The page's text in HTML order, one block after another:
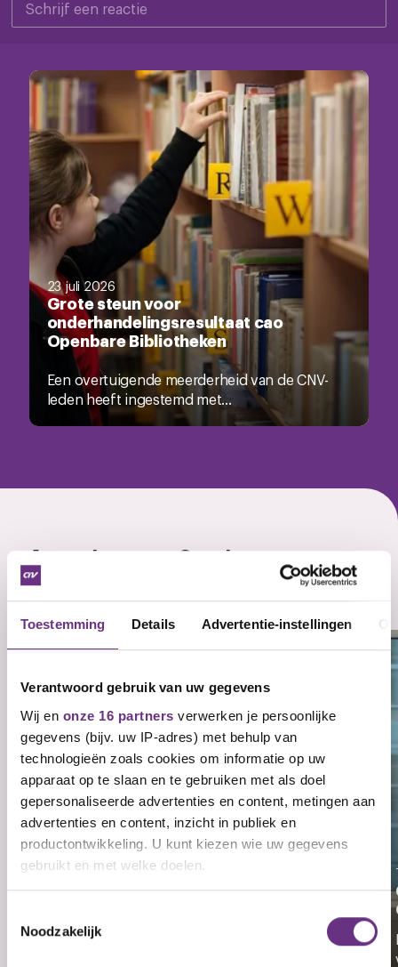
Toestemming Details Advertentie-instellingen
Verantwoord gebruik van uw gegevens
Wij en onze 16 partners verwerken je persoonlijke
gegevens (bijv. uw IP-adres) met behulp van
technologieën zoals cookies om informatie op uw
apparaat op te slaan en te gebruiken met als doel
gepersonaliseerde advertenties en content, metingen aan
advertenties en content, inzicht in publiek en
productontwikkeling. U kunt kiezen wie uw gegevens
gebruikt en met welke doelen.
Informatie verzamelen over uw geografische
Noodzakelijk
23 juli 2026
Grote steun voor
onderhandelingsresultaat cao
Openbare Bibliotheken
Een overtuigende meerderheid van de CNV-
leden heeft ingestemd met...
Actueel over cao Openbare
Bibliotheken
Zie al het nieuws
23 juli 2026
Grote steun voor
onderhandelingsresultaat cao
Een overtuigende meerderheid van de CNV-